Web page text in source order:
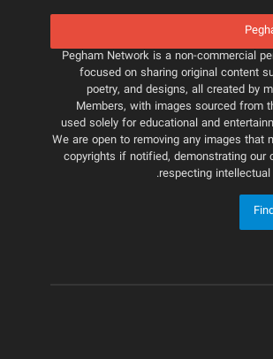
Pegham Network is a non-commercial
focused on sharing original content
poetry, and designs, all created by
Members, with images sourced from
used solely for educational and
We are open to removing any images that
copyrights if notified, demonstrating our
respecting intellectual